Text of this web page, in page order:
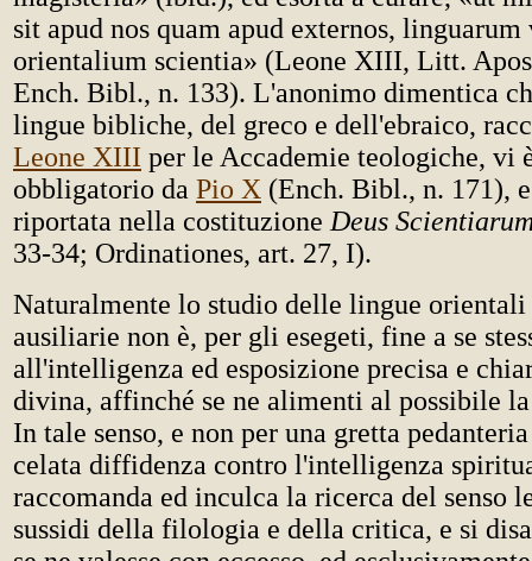
sit apud nos quam apud externos, linguarum
orientalium scientia» (Leone XIII, Litt.
Ench. Bibl., n. 133). L'anonimo dimentica
lingue bibliche, del greco e dell'ebraico,
Leone XIII per le Accademie teologiche, vi
obbligatorio da Pio X (Ench. Bibl., n. 171),
riportata nella costituzione Deus
33-34; Ordinationes, art. 27, I).
Naturalmente lo studio delle lingue orientali
ausiliarie non è, per gli esegeti, fine a se
all'intelligenza ed esposizione precisa e
divina, affinché se ne alimenti al possibile
In tale senso, e non per una gretta
celata diffidenza contro l'intelligenza
raccomanda ed inculca la ricerca del senso
sussidi della filologia e della critica, e si